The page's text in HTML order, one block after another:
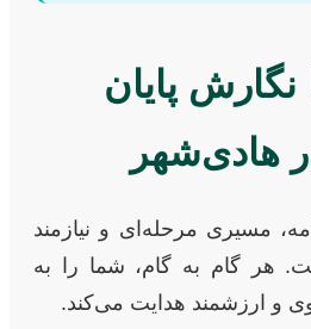
پایان
هادی‌شهر
مسیری مرحله‌ای و نیازمند
هر گام به گام، شما را به
ارزشمند هدایت می‌کند.